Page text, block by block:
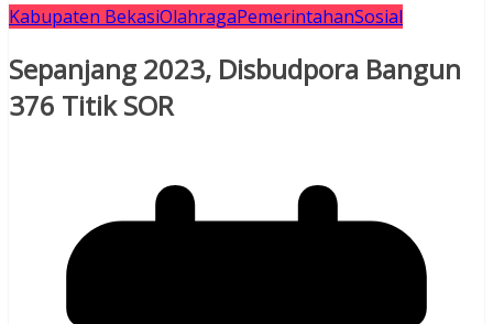
Kabupaten BekasiOlahragaPemerintahanSosial
Sepanjang 2023, Disbudpora Bangun
376 Titik SOR